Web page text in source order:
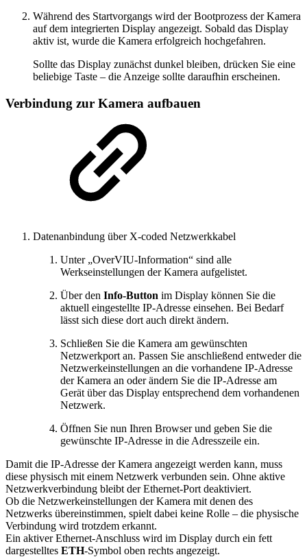
Während des Startvorgangs wird der Bootprozess der Kamera
auf dem integrierten Display angezeigt. Sobald das Display
aktiv ist, wurde die Kamera erfolgreich hochgefahren.
Sollte das Display zunächst dunkel bleiben, drücken Sie eine
beliebige Taste – die Anzeige sollte daraufhin erscheinen.
Verbindung zur Kamera aufbauen
Datenanbindung über X-coded Netzwerkkabel
Unter „OverVIU-Information“ sind alle
Werkseinstellungen der Kamera aufgelistet.
Über den Info-Button im Display können Sie die
aktuell eingestellte IP-Adresse einsehen. Bei Bedarf
lässt sich diese dort auch direkt ändern.
Schließen Sie die Kamera am gewünschten
Netzwerkport an. Passen Sie anschließend entweder die
Netzwerkeinstellungen an die vorhandene IP-Adresse
der Kamera an oder ändern Sie die IP-Adresse am
Gerät über das Display entsprechend dem vorhandenen
Netzwerk.
Öffnen Sie nun Ihren Browser und geben Sie die
gewünschte IP-Adresse in die Adresszeile ein.
Damit die IP-Adresse der Kamera angezeigt werden kann, muss
diese physisch mit einem Netzwerk verbunden sein. Ohne aktive
Netzwerkverbindung bleibt der Ethernet-Port deaktiviert.
Ob die Netzwerkeinstellungen der Kamera mit denen des
Netzwerks übereinstimmen, spielt dabei keine Rolle – die physische
Verbindung wird trotzdem erkannt.
Ein aktiver Ethernet-Anschluss wird im Display durch ein fett
dargestelltes ETH-Symbol oben rechts angezeigt.